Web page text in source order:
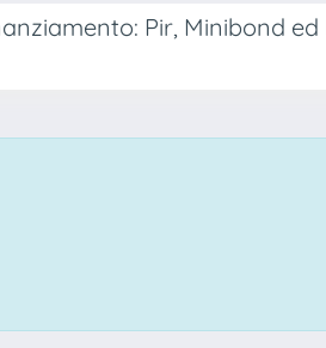
Pir, Minibond